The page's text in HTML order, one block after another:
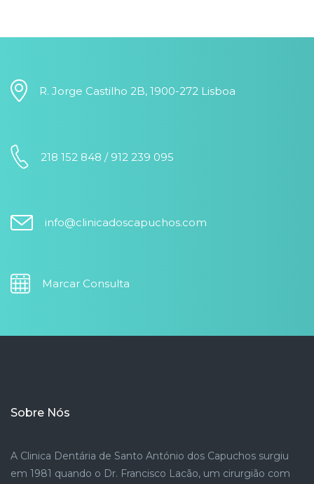
R. Jorge Castilho 2B, 1900-272 Lisboa
218 152 848 / 912 239 095
info@clinicadoscapuchos.com
Marcar Consulta
Sobre Nós
A Clinica Dentária de Santo António dos Capuchos surgiu
em 1981 quando o Dr. Francisco Lacão, um cirurgião com